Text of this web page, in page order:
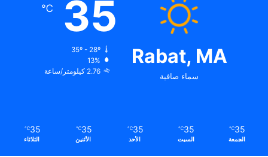
Rabat, MA
سماء صافية
35
℃
35º - 28º
13%
2.76 كيلومتر/ساعة
35
℃
الجمعة
35
℃
السبت
35
℃
الأحد
35
℃
الأثنين
35
℃
الثلاثاء